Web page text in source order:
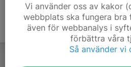
Vi använder oss av kakor
webbplats ska fungera bra
även för webbanalys i
förbättra våra
Så använder vi